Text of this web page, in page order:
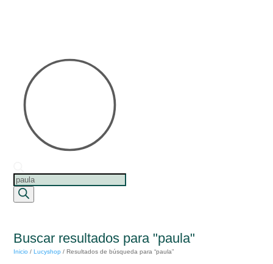
Búsqueda
de
productos
Buscar resultados para "paula"
Inicio /Lucyshop /Resultados de búsqueda para “paula”